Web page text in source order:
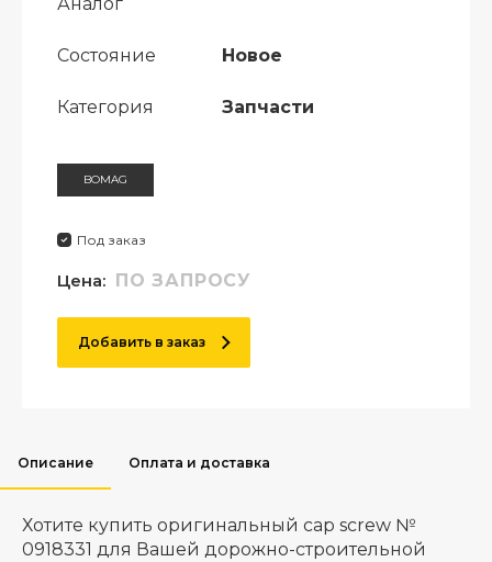
Состояние Новое
Категория Запчасти
BOMAG
Под заказ
Цена: ПО ЗАПРОСУ
Добавить в заказ
Описание Оплата и доставка
Хотите купить оригинальный cap screw №
0918331 для Вашей дорожно-строительной